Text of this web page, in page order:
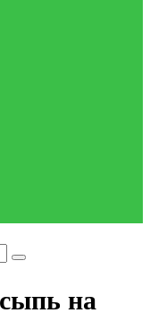
на